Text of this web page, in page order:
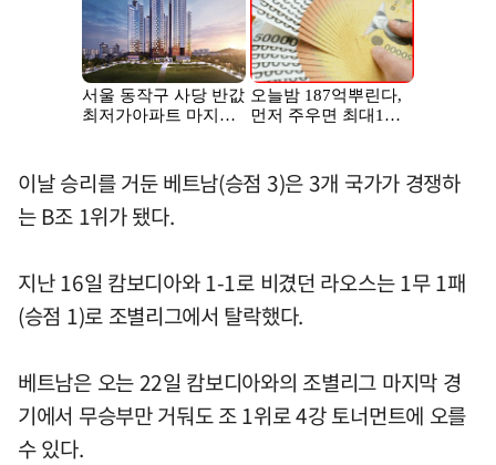
이날 승리를 거둔 베트남(승점 3)은 3개 국가가 경쟁하
는 B조 1위가 됐다.
지난 16일 캄보디아와 1-1로 비겼던 라오스는 1무 1패
(승점 1)로 조별리그에서 탈락했다.
베트남은 오는 22일 캄보디아와의 조별리그 마지막 경
기에서 무승부만 거둬도 조 1위로 4강 토너먼트에 오를
수 있다.